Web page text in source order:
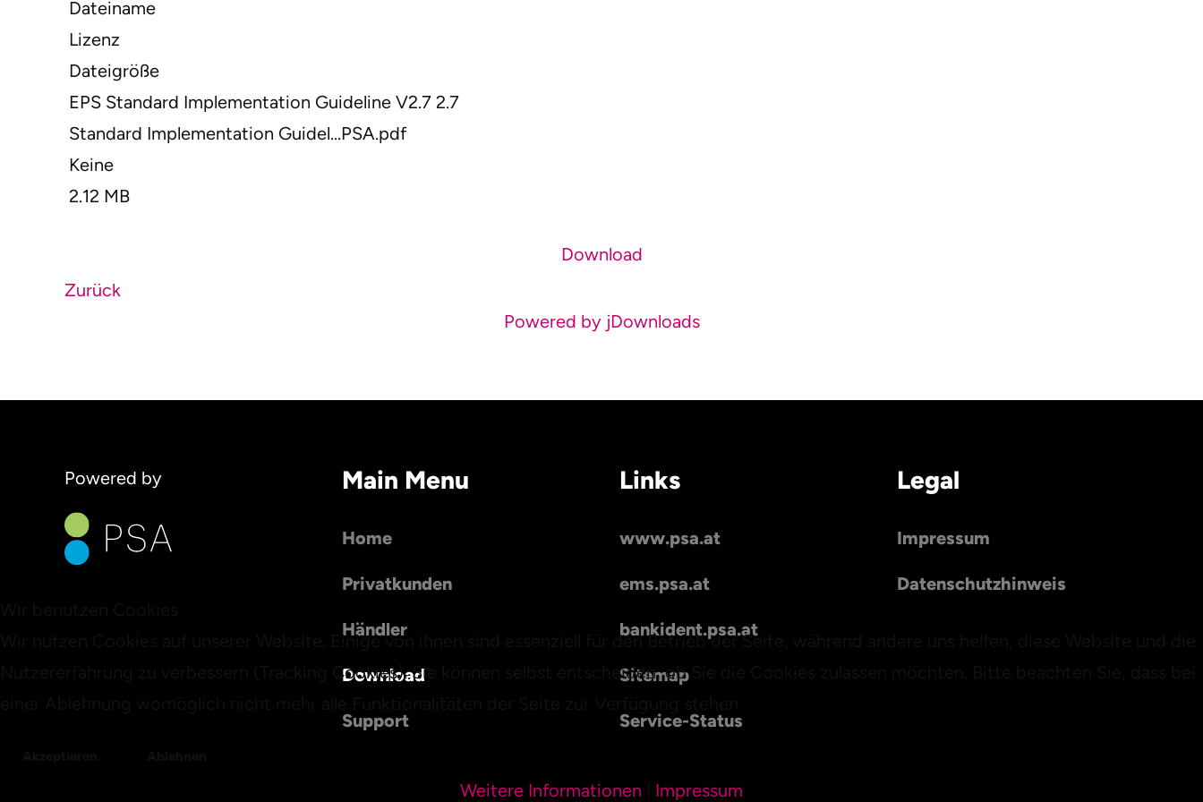
Dateiname
Lizenz
Dateigröße
EPS Standard Implementation Guideline V2.7 2.7
Standard Implementation Guidel...PSA.pdf
Keine
2.12 MB
Download
Zurück
Powered by jDownloads
Powered by Main Menu
Home
Privatkunden
Händler
Download
Support
Links
www.psa.at
ems.psa.at
bankident.psa.at
Sitemap
Service-Status
Legal
Impressum
Datenschutzhinweis
Wir nutzen Cookies auf unserer Website. Einige von ihnen sind essenziell für den Betrieb der Seite, während andere uns helfen, diese Website und die
Nutzererfahrung zu verbessern (Tracking Cookies). Sie können selbst entscheiden, ob Sie die Cookies zulassen möchten. Bitte beachten Sie, dass bei
Weitere Informationen Impressum